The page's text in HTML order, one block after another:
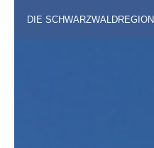
DIE SCHWARZWALDREGION